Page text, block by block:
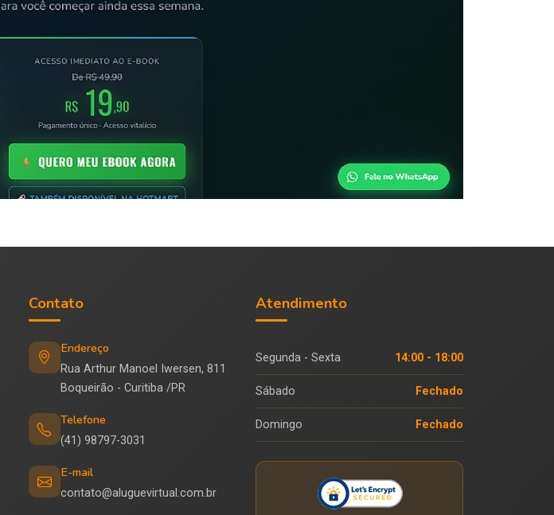
Contato
Endereço
Rua Arthur Manoel Iwersen, 811
Boqueirão - Curitiba /PR
Telefone
(41) 98797-3031
E-mail
contato@aluguevirtual.com.br
Atendimento
Segunda - Sexta 14:00 - 18:00
Sábado Fechado
Domingo Fechado